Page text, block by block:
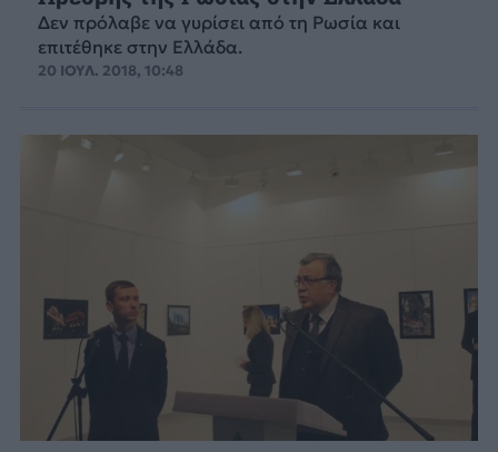
Δεν πρόλαβε να γυρίσει από τη Ρωσία και
επιτέθηκε στην Ελλάδα.
20 ΙΟΥΛ. 2018, 10:48